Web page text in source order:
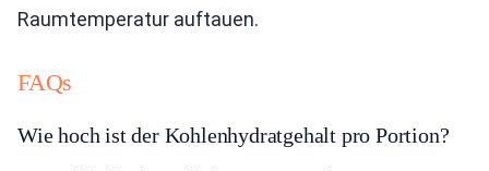
Raumtemperatur auftauen.
FAQs
Wie hoch ist der Kohlenhydratgehalt pro Portion?